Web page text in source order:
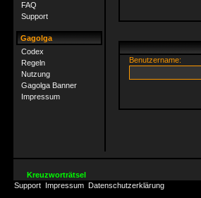
FAQ
Support
Gagolga
Codex
Regeln
Nutzung
Gagolga Banner
Impressum
Benutzername:
Kreuzworträtsel
Support Impressum Datenschutzerklärung